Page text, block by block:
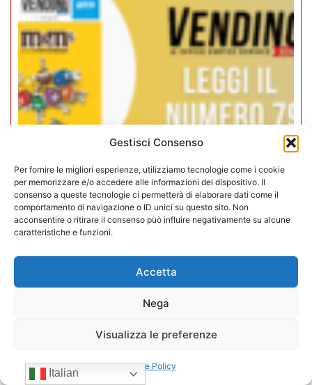
Gestisci Consenso
Per fornire le migliori esperienze, utilizziamo tecnologie come i cookie
per memorizzare e/o accedere alle informazioni del dispositivo. Il
consenso a queste tecnologie ci permetterà di elaborare dati come il
comportamento di navigazione o ID unici su questo sito. Non
acconsentire o ritirare il consenso può influire negativamente su alcune
caratteristiche e funzioni.
Accetta
Nega
Visualizza le preferenze
Cookie Policy
Rivista Vending News – Leggi il
numero 79
Italian